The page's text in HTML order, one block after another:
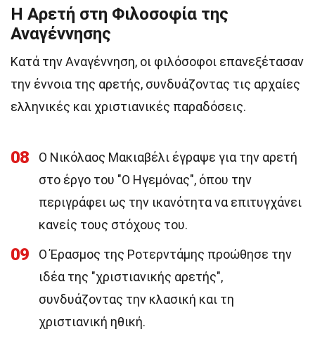
Η Αρετή στη Φιλοσοφία της
Αναγέννησης
Κατά την Αναγέννηση, οι φιλόσοφοι επανεξέτασαν
την έννοια της αρετής, συνδυάζοντας τις αρχαίες
ελληνικές και χριστιανικές παραδόσεις.
08
Ο Νικόλαος Μακιαβέλι έγραψε για την αρετή
στο έργο του "Ο Ηγεμόνας", όπου την
περιγράφει ως την ικανότητα να επιτυγχάνει
κανείς τους στόχους του.
09
Ο Έρασμος της Ροτερντάμης προώθησε την
ιδέα της "χριστιανικής αρετής",
συνδυάζοντας την κλασική και τη
χριστιανική ηθική.